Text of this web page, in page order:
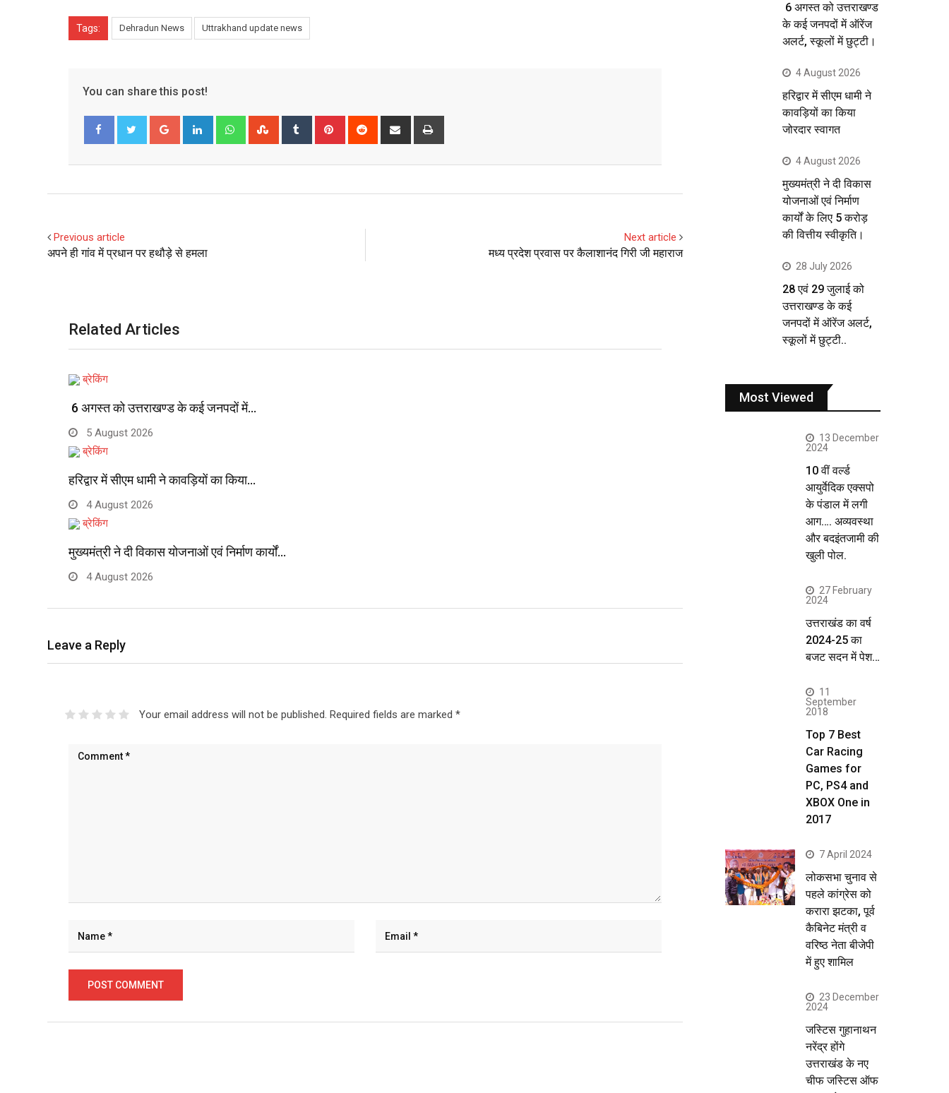
Tags: Dehradun News Uttrakhand update news
You can share this post!
Google+ LinkedIn WhatsappStumbleUpon
Tumblr Pinterest Reddit
Share
Previous article
अपने ही गांव में प्रधान पर हथौड़े से हमला
Next article
मध्य प्रदेश प्रवास पर कैलाशानंद गिरी जी महाराज
Related Articles
ब्रेकिंग
6 अगस्त को उत्तराखण्ड के कई जनपदों में…
5 August 2026
ब्रेकिंग
हरिद्वार में सीएम धामी ने कावड़ियों का किया…
4 August 2026
ब्रेकिंग
मुख्यमंत्री ने दी विकास योजनाओं एवं निर्माण कार्यों…
4 August 2026
Leave a Reply
Your email address will not be published. Required fields are marked *
6 अगस्त को उत्तराखण्ड
के कई जनपदों में ऑरेंज
अलर्ट, स्कूलों में छुट्टी।
4 August 2026
हरिद्वार में सीएम धामी ने
कावड़ियों का किया
जोरदार स्वागत
4 August 2026
मुख्यमंत्री ने दी विकास
योजनाओं एवं निर्माण
कार्यों के लिए 5 करोड़
की वित्तीय स्वीकृति।
28 July 2026
28 एवं 29 जुलाई को
उत्तराखण्ड के कई
जनपदों में ऑरेंज अलर्ट,
स्कूलों में छुट्टी..
Most Viewed
13 December
2024
10 वीं वर्ल्ड
आयुर्वेदिक एक्सपो
के पंडाल में लगी
आग…. अव्यवस्था
और बदइंतजामी की
खुली पोल.
27 February
2024
उत्तराखंड का वर्ष
2024-25 का
बजट सदन में पेश…
11
September
2018
Top 7 Best
Car Racing
Games for
PC, PS4 and
XBOX One in
2017
7 April 2024
लोकसभा चुनाव से
पहले कांग्रेस को
करारा झटका, पूर्व
कैबिनेट मंत्री व
वरिष्ठ नेता बीजेपी
में हुए शामिल
23 December
2024
जस्टिस गुहानाथन
नरेंद्र होंगे
उत्तराखंड के नए
चीफ जस्टिस ऑफ